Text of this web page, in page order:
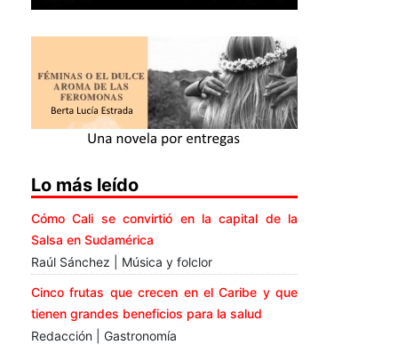
Lo más leído
Cómo Cali se convirtió en la capital de la
Salsa en Sudamérica
Raúl Sánchez | Música y folclor
Cinco frutas que crecen en el Caribe y que
tienen grandes beneficios para la salud
Redacción | Gastronomía